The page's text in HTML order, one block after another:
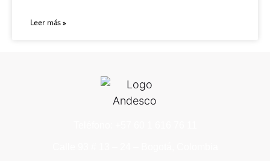
Leer más »